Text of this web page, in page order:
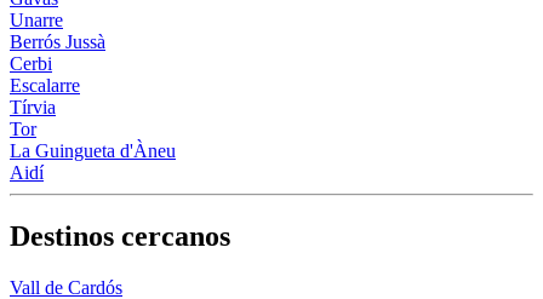
Unarre
Berrós Jussà
Cerbi
Escalarre
Tírvia
Tor
La Guingueta d'Àneu
Aidí
Destinos cercanos
Vall de Cardós